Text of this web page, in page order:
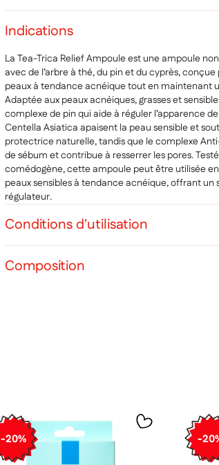
Indications
La Tea-Trica Relief Ampoule est une ampoule
avec de l’arbre à thé, du pin et du cyprès,
peaux à tendance acnéique tout en maintenant
Adaptée aux peaux acnéiques, grasses et
complexe de pin qui aide à réguler l’apparence
Centella Asiatica apaisent la peau sensible et
protectrice naturelle, tandis que le complexe
de sébum et contribue à resserrer les pores.
comédogène, cette ampoule peut être utilisée
peaux sensibles à tendance acnéique, offrant un
régulateur.
Conditions d'utilisation
Composition
-20% -